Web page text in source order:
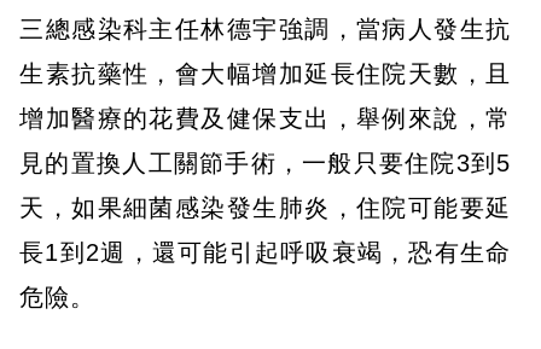
三總感染科主任林德宇強調，當病人發生抗
生素抗藥性，會大幅增加延長住院天數，且
增加醫療的花費及健保支出，舉例來說，常
見的置換人工關節手術，一般只要住院3到5
天，如果細菌感染發生肺炎，住院可能要延
長1到2週，還可能引起呼吸衰竭，恐有生命
危險。